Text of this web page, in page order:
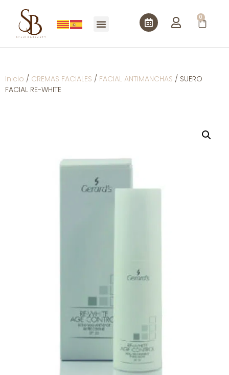
0
Inicio / CREMAS FACIALES / FACIAL ANTIMANCHAS / SUERO
FACIAL RE-WHITE